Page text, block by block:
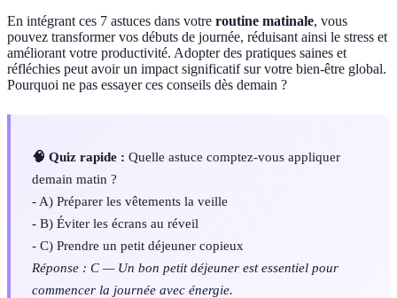
En intégrant ces 7 astuces dans votre routine matinale, vous
pouvez transformer vos débuts de journée, réduisant ainsi le stress et
améliorant votre productivité. Adopter des pratiques saines et
réfléchies peut avoir un impact significatif sur votre bien-être global.
Pourquoi ne pas essayer ces conseils dès demain ?
🧠 Quiz rapide : Quelle astuce comptez-vous appliquer
demain matin ?
- A) Préparer les vêtements la veille
- B) Éviter les écrans au réveil
- C) Prendre un petit déjeuner copieux
Réponse : C — Un bon petit déjeuner est essentiel pour
commencer la journée avec énergie.